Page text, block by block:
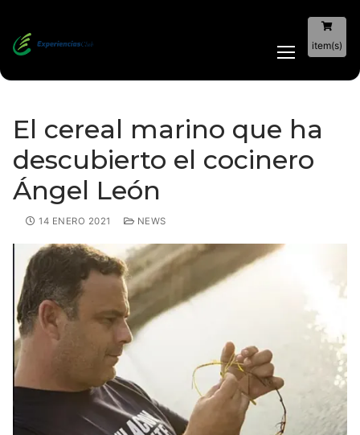
item(s)
El cereal marino que ha
descubierto el cocinero
Ángel León
14 ENERO 2021 NEWS